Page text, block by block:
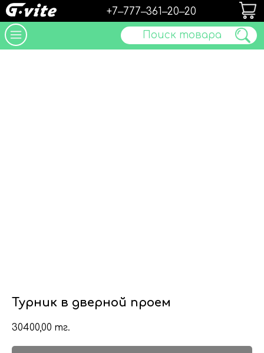
Поиск товара
+7‒777‒361‒20‒20
Турник в дверной проем
30400,00 тг.